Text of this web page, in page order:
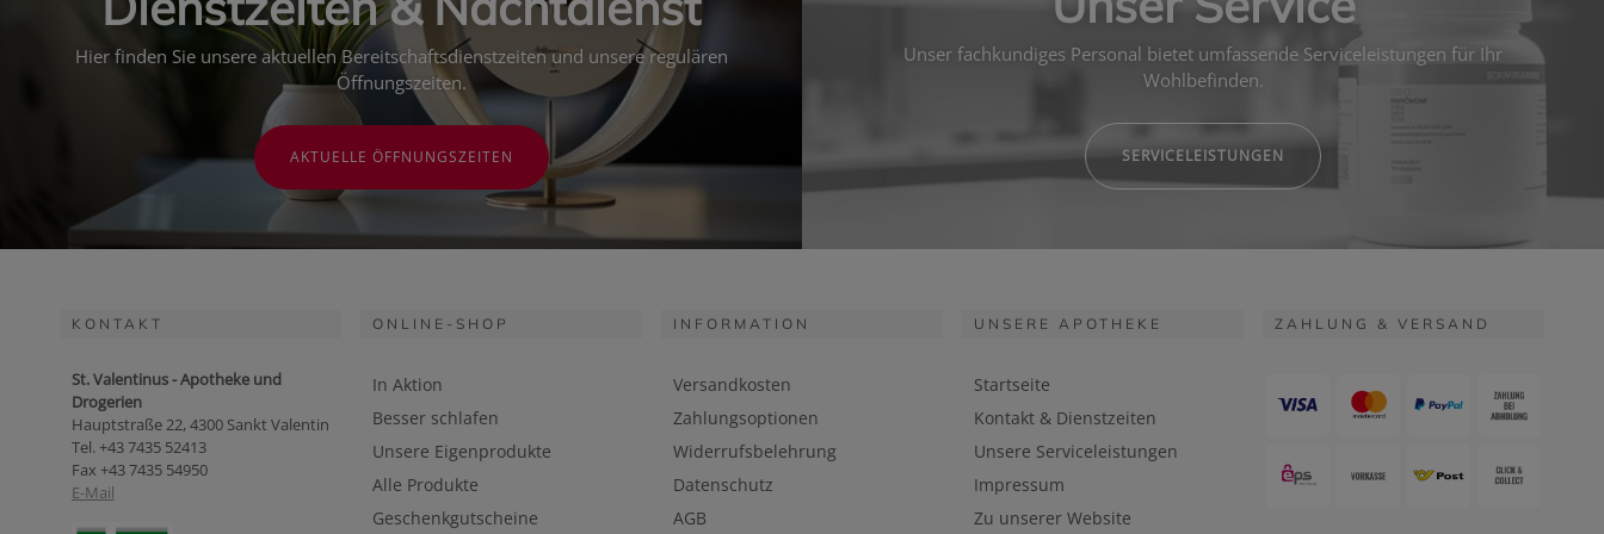
Hier finden Sie unsere aktuellen Bereitschaftsdienstzeiten und unsere regulären
Öffnungszeiten.
AKTUELLE ÖFFNUNGSZEITEN
Unser fachkundiges Personal bietet umfassende Serviceleistungen für Ihr
Wohlbefinden.
SERVICELEISTUNGEN
KONTAKT
St. Valentinus - Apotheke und
Drogerien
Hauptstraße 22, 4300 Sankt Valentin
Tel. +43 7435 52413
Fax +43 7435 54950
E-Mail
ONLINE-SHOP
In Aktion
Besser schlafen
Unsere Eigenprodukte
Alle Produkte
Geschenkgutscheine
INFORMATION
Versandkosten
Zahlungsoptionen
Widerrufsbelehrung
Datenschutz
AGB
UNSERE APOTHEKE
Startseite
Kontakt & Dienstzeiten
Unsere Serviceleistungen
Impressum
Zu unserer Website
ZAHLUNG & VERSAND